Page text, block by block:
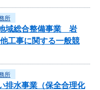
所
域総合整備事業 岩
工事に関する一般競
所
排水事業（保全合理化